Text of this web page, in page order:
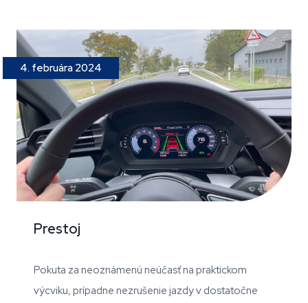
4. februára 2024
Prestoj
Pokuta za neoznámenú neúčasť na praktickom
výcviku, prípadne nezrušenie jazdy v dostatočne